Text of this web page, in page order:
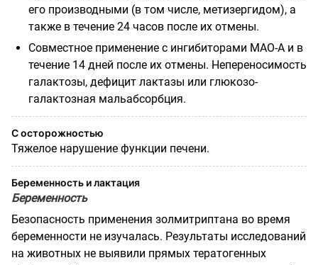
его производными (в том числе, метизергидом), а
также в течение 24 часов после их отмены.
Совместное применение с ингибиторами МАО-А и в
течение 14 дней после их отмены. Непереносимость
галактозы, дефицит лактазы или глюкозо-
галактозная мальабсорбция.
С осторожностью
Тяжелое нарушение функции печени.
Беременность и лактация
Беременность
Безопасность применения золмитриптана во время
беременности не изучалась. Результаты исследований
на животных не выявили прямых тератогенных